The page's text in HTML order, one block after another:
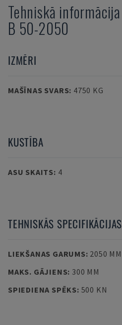
Tehniskā informācija
B 50-2050
IZMĒRI
MAŠĪNAS SVARS: 4750 KG
KUSTĪBA
ASU SKAITS: 4
TEHNISKĀS SPECIFIKĀCIJAS
LIEKŠANAS GARUMS: 2050 MM
MAKS. GĀJIENS: 300 MM
SPIEDIENA SPĒKS: 500 KN